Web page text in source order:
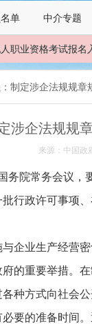
单 中介专题
职业资格考试报名
制定涉企法规规章
涉企法规规
来源：中国政
务院常务会议
行政许可事项
企业生产经营
的重要举措。
种方式向社会
要的准备时间